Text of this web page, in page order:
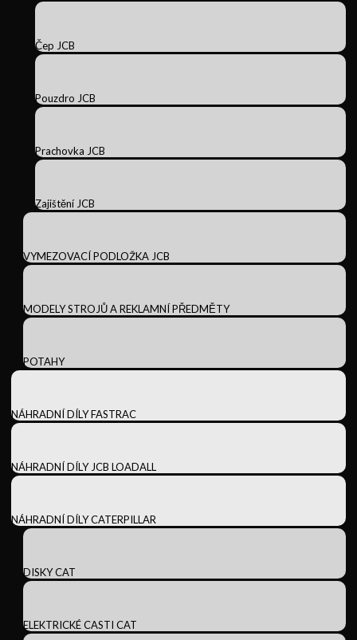
Čep JCB
Pouzdro JCB
Prachovka JCB
Zajištění JCB
VYMEZOVACÍ PODLOŽKA JCB
MODELY STROJŮ A REKLAMNÍ PŘEDMĚTY
POTAHY
NÁHRADNÍ DÍLY FASTRAC
NÁHRADNÍ DÍLY JCB LOADALL
NÁHRADNÍ DÍLY CATERPILLAR
DISKY CAT
ELEKTRICKÉ CASTI CAT